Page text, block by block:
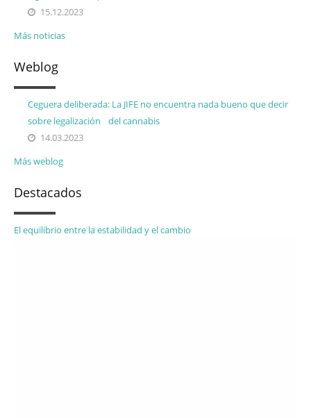
15.12.2023
Más noticias
Weblog
Ceguera deliberada: La JIFE no encuentra nada bueno que decir
sobre legalización del cannabis
14.03.2023
Más weblog
Destacados
El equilibrio entre la estabilidad y el cambio